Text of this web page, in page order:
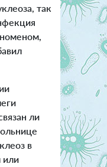
так
ли
в
или